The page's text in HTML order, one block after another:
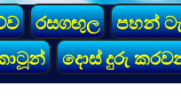
රසගඟුල පහන්
දොස් දුරු